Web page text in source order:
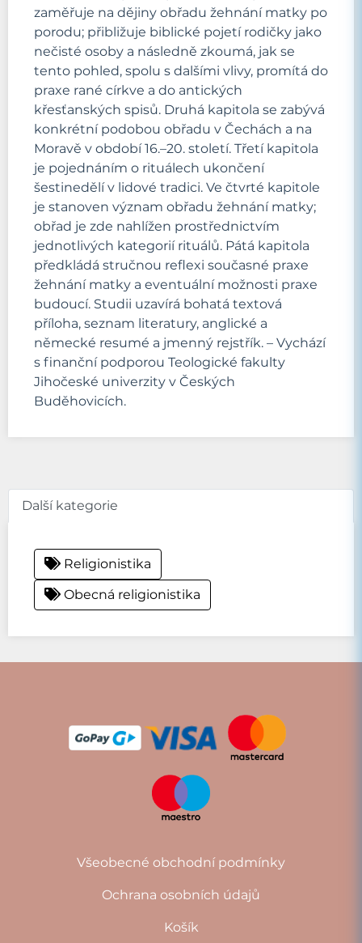
zaměřuje na dějiny obřadu žehnání matky po
porodu; přibližuje biblické pojetí rodičky jako
nečisté osoby a následně zkoumá, jak se
tento pohled, spolu s dalšími vlivy, promítá do
praxe rané církve a do antických
křesťanských spisů. Druhá kapitola se zabývá
konkrétní podobou obřadu v Čechách a na
Moravě v období 16.–20. století. Třetí kapitola
je pojednáním o rituálech ukončení
šestinedělí v lidové tradici. Ve čtvrté kapitole
je stanoven význam obřadu žehnání matky;
obřad je zde nahlížen prostřednictvím
jednotlivých kategorií rituálů. Pátá kapitola
předkládá stručnou reflexi současné praxe
žehnání matky a eventuální možnosti praxe
budoucí. Studii uzavírá bohatá textová
příloha, seznam literatury, anglické a
německé resumé a jmenný rejstřík. – Vychází
s finanční podporou Teologické fakulty
Jihočeské univerzity v Českých
Buděhovicích.
Další kategorie
Religionistika
Obecná religionistika
Všeobecné obchodní podmínky
Ochrana osobních údajů
Košík